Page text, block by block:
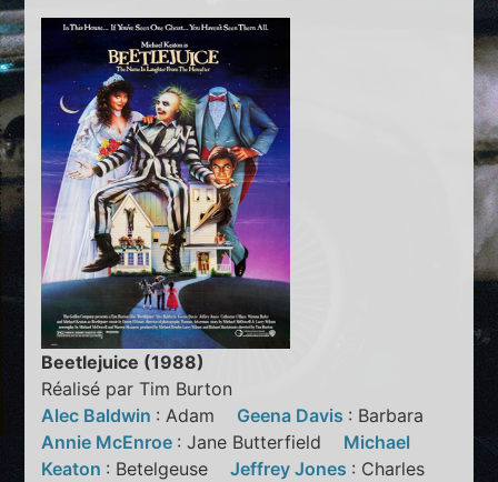
Beetlejuice (1988)
Réalisé par Tim Burton
Alec Baldwin : Adam Geena Davis : Barbara
Annie McEnroe : Jane Butterfield Michael
Keaton : BetelgeuseJeffrey Jones : Charles